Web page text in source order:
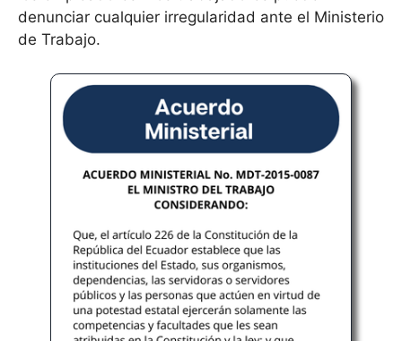
denunciar cualquier irregularidad ante el Ministerio
de Trabajo.